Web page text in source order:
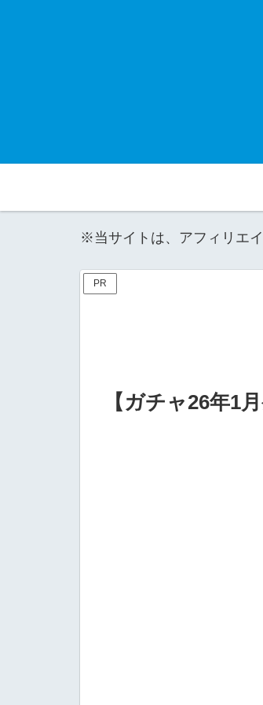
※当サイトは、アフィリエ
PR
【ガチャ26年1